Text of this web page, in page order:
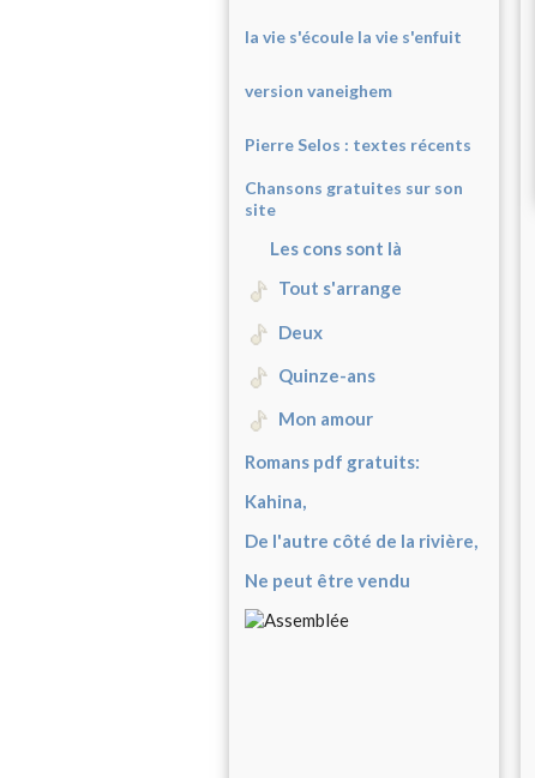
la vie s'écoule la vie s'enfuit
version vaneighem
Pierre Selos : textes récents
Chansons gratuites sur son
site
Les cons sont là
Tout s'arrange
Deux
Quinze-ans
Mon amour
Romans pdf gratuits:
Kahina,
De l'autre côté de la rivière,
Ne peut être vendu